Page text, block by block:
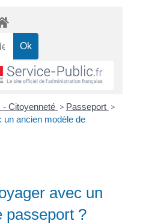
- Citoyenneté > Passeport >
un ancien modèle de
avec un
passeport ?